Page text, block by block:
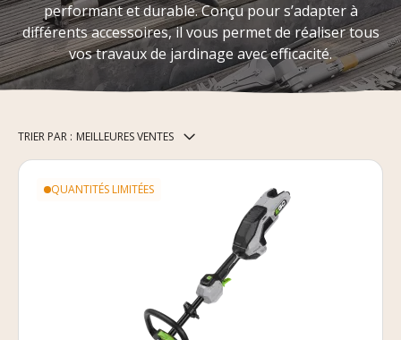
performant et durable. Conçu pour s’adapter à
différents accessoires, il vous permet de réaliser tous
vos travaux de jardinage avec efficacité.
TRIER PAR : MEILLEURES VENTES
QUANTITÉS LIMITÉES